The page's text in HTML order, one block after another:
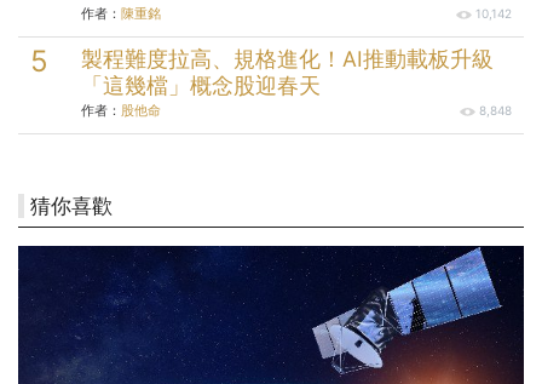
作者： 陳重銘 10,142
製程難度拉高、規格進化！AI推動載板升級
「這幾檔」概念股迎春天
作者： 股他命 8,848
猜你喜歡